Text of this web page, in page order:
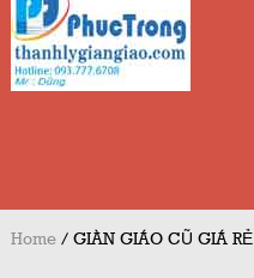
Home / GIÀN GIÁO CŨ GIÁ RẺ